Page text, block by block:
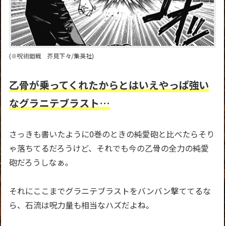
(※呪術廻戦 芥見下々/集英社)
乙骨が乗ってくれたからとはいえやっぱ強い
なグラニテブラスト…
さっきも書いたように0巻のときの純愛砲と比べたらそり
ゃ落ちてるだろうけど、それでも今の乙骨の全力の純愛
砲だろうしなぁ。
それにここまでグラニテブラストをバンバン撃ててるな
ら、石流は呪力量も相当なハズだよね。